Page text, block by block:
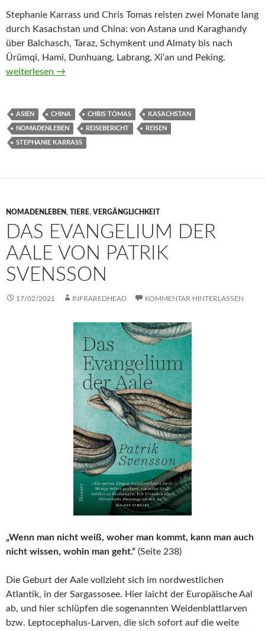
Stephanie Karrass und Chris Tomas reisten zwei Monate lang
durch Kasachstan und China: von Astana und Karaghandy
über Balchasch, Taraz, Schymkent und Almaty bis nach
Ürümqi, Hami, Dunhuang, Labrang, Xi‘an und Peking.
Nächster Halt: Steppe von Stephanie Karrass und Chris Tomas
weiterlesen →
ASIEN CHINA CHRIS TOMAS KASACHSTAN
NOMADENLEBEN REISEBERICHT REISEN
STEPHANIE KARRASS
NOMADENLEBEN, TIERE, VERGÄNGLICHKEIT
DAS EVANGELIUM DER
AALE VON PATRIK
SVENSSON
17/02/2021 INFRAREDHEAD KOMMENTAR HINTERLASSEN
„Wenn man nicht weiß, woher man kommt, kann man auch
nicht wissen, wohin man geht.“ (Seite 238)
Die Geburt der Aale vollzieht sich im nordwestlichen
Atlantik, in der Sargassosee. Hier laicht der Europäische Aal
ab, und hier schlüpfen die sogenannten Weidenblattlarven
bzw. Leptocephalus-Larven, die sich sofort auf die weite